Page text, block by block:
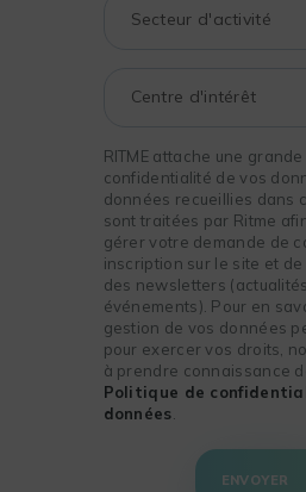
RITME attache une
confidentialité de vos
données recueillies dans
sont traitées par Ritme
gérer votre demande de
inscription sur le site et
des newsletters
événements). Pour en
gestion de vos données
pour exercer vos droits,
à prendre connaissance
Politique de
données
ENVOYER